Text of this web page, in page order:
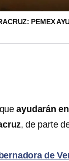
PEMEX
ayudarán
, de parte
de